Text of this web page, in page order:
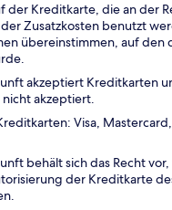
der Kreditkarte, die an der
Zusatzkosten benutzt
übereinstimmen, auf den
akzeptiert Kreditkarten
akzeptiert.
Visa,
behält sich das Recht
der Kreditkarte